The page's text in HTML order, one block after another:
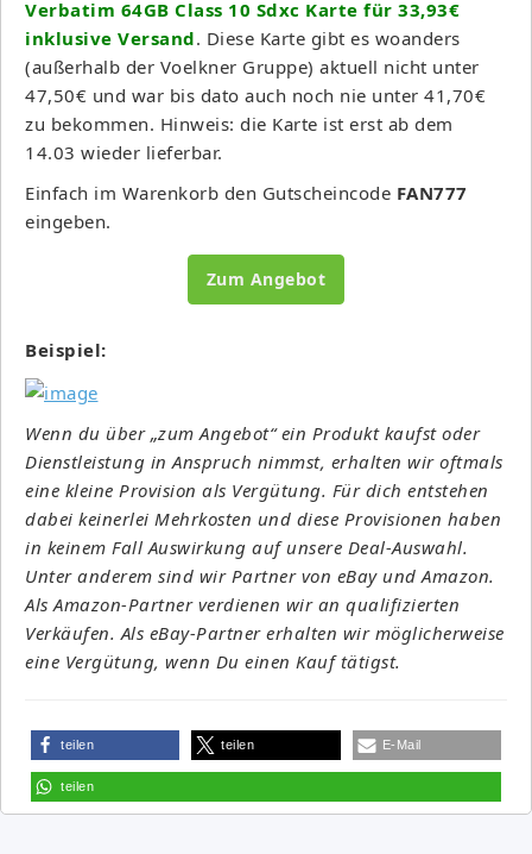
Verbatim 64GB Class 10 Sdxc Karte für 33,93€
inklusive Versand. Diese Karte gibt es woanders
(außerhalb der Voelkner Gruppe) aktuell nicht unter
47,50€ und war bis dato auch noch nie unter 41,70€
zu bekommen. Hinweis: die Karte ist erst ab dem
14.03 wieder lieferbar.
Einfach im Warenkorb den Gutscheincode FAN777
eingeben.
Zum Angebot
Beispiel:
Wenn du über „zum Angebot“ ein Produkt kaufst oder
Dienstleistung in Anspruch nimmst, erhalten wir oftmals
eine kleine Provision als Vergütung. Für dich entstehen
dabei keinerlei Mehrkosten und diese Provisionen haben
in keinem Fall Auswirkung auf unsere Deal-Auswahl.
Unter anderem sind wir Partner von eBay und Amazon.
Als Amazon-Partner verdienen wir an qualifizierten
Verkäufen. Als eBay-Partner erhalten wir möglicherweise
eine Vergütung, wenn Du einen Kauf tätigst.
teilen teilen E-Mail
teilen